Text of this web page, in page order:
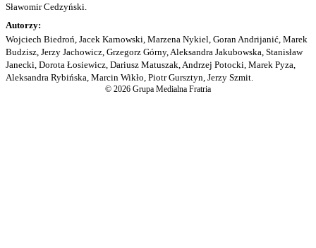
Sławomir Cedzyński.
Autorzy:
Wojciech Biedroń, Jacek Karnowski, Marzena Nykiel, Goran Andrijanić, Marek
Budzisz, Jerzy Jachowicz, Grzegorz Górny, Aleksandra Jakubowska, Stanisław
Janecki, Dorota Łosiewicz, Dariusz Matuszak, Andrzej Potocki, Marek Pyza,
Aleksandra Rybińska, Marcin Wikło, Piotr Gursztyn, Jerzy Szmit.
© 2026 Grupa Medialna Fratria